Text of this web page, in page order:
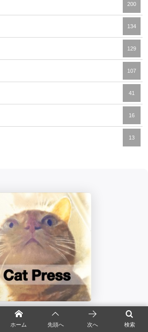
200
134
129
107
41
16
13
検索
ホーム 先頭へ 次へ